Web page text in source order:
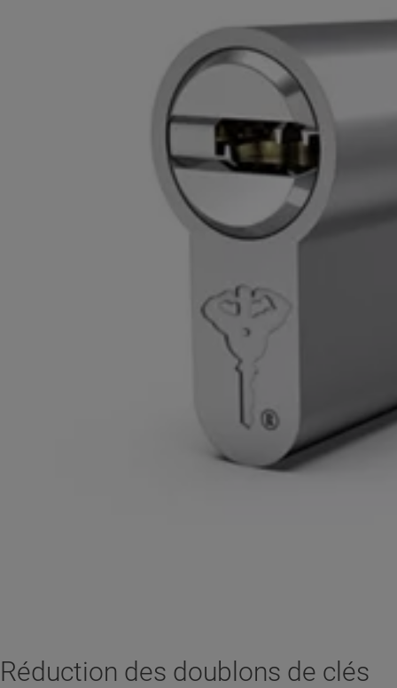
Réduction des doublons de clés